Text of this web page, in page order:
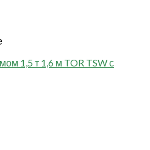
1,5 т 1,6 м TOR TSW с